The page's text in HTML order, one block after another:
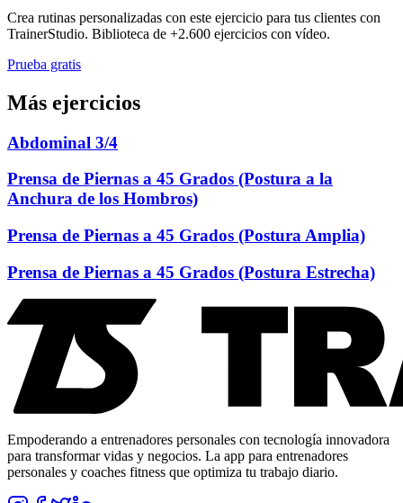
Crea rutinas personalizadas con este ejercicio para tus clientes con
TrainerStudio. Biblioteca de +2.600 ejercicios con vídeo.
Prueba gratis
Más ejercicios
Abdominal 3/4
Prensa de Piernas a 45 Grados (Postura a la
Anchura de los Hombros)
Prensa de Piernas a 45 Grados (Postura Amplia)
Prensa de Piernas a 45 Grados (Postura Estrecha)
Empoderando a entrenadores personales con tecnología innovadora
para transformar vidas y negocios. La app para entrenadores
personales y coaches fitness que optimiza tu trabajo diario.